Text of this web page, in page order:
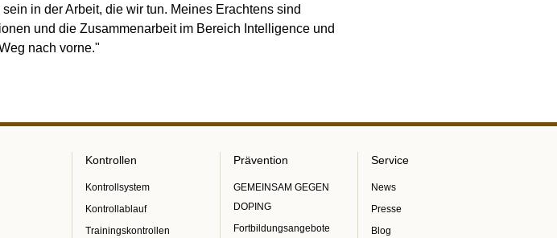
in der Arbeit, die wir tun. Meines Erachtens sind
und die Zusammenarbeit im Bereich Intelligence und
nach vorne."
Kontrollen
Kontrollsystem
Kontrollablauf
Trainingskontrollen
Prävention
GEMEINSAM GEGEN
DOPING
Fortbildungsangebote
Service
News
Presse
Blog